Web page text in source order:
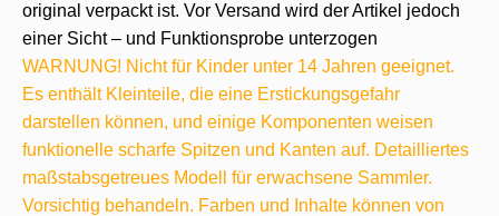
original verpackt ist. Vor Versand wird der Artikel jedoch
einer Sicht – und Funktionsprobe unterzogen
WARNUNG! Nicht für Kinder unter 14 Jahren geeignet.
Es enthält Kleinteile, die eine Erstickungsgefahr
darstellen können, und einige Komponenten weisen
funktionelle scharfe Spitzen und Kanten auf. Detailliertes
maßstabsgetreues Modell für erwachsene Sammler.
Vorsichtig behandeln. Farben und Inhalte können von